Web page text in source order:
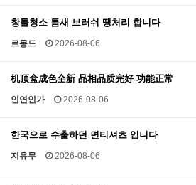
창틀청소 틈새 브러쉬 땡처리 합니다
르몽드 2026-08-06
机顶盒成色全新 品相品质完好 功能正常
인연인가 2026-08-06
한국으로 수출하던 면티셔츠 입니다
지유무 2026-08-06